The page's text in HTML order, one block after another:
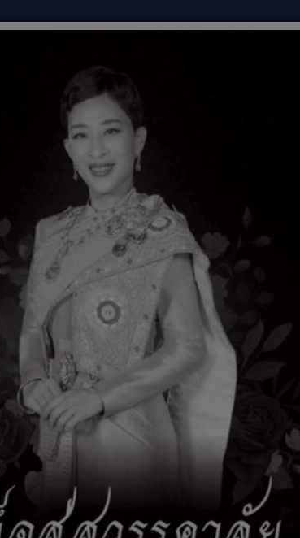
องเรียน ติดต่อเรา สมัครงาน E-Services
บแบบวัดการรับรู้ของผู้มีส่วนได้ส่วนเสีย